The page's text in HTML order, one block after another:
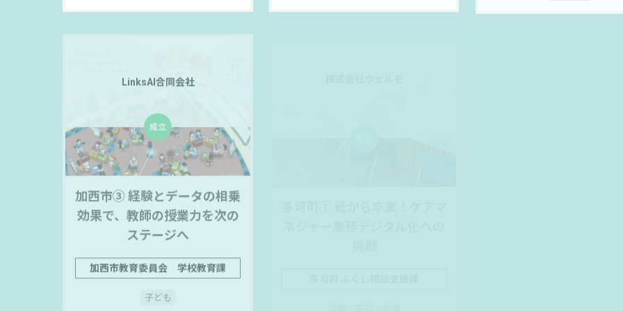
加西市③ 経験とデータの相乗
効果で、教師の授業力を次の
ステージへ
子ども